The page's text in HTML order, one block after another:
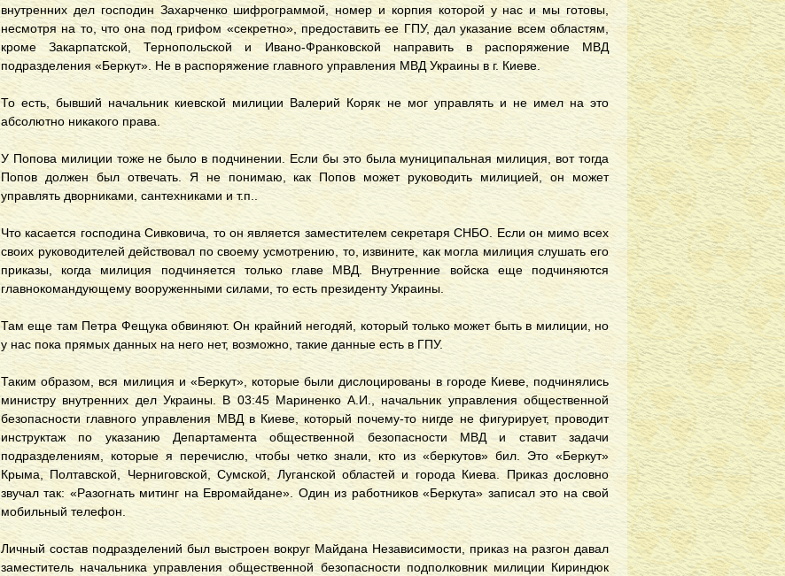
внутренних дел господин Захарченко шифрограммой, номер и корпия которой у нас и мы готовы,
несмотря на то, что она под грифом «секретно», предоставить ее ГПУ, дал указание всем областям,
кроме Закарпатской, Тернопольской и Ивано-Франковской направить в распоряжение МВД
подразделения «Беркут». Не в распоряжение главного управления МВД Украины в г. Киеве.
То есть, бывший начальник киевской милиции Валерий Коряк не мог управлять и не имел на это
абсолютно никакого права.
У Попова милиции тоже не было в подчинении. Если бы это была муниципальная милиция, вот тогда
Попов должен был отвечать. Я не понимаю, как Попов может руководить милицией, он может
управлять дворниками, сантехниками и т.п..
Что касается господина Сивковича, то он является заместителем секретаря СНБО. Если он мимо всех
своих руководителей действовал по своему усмотрению, то, извините, как могла милиция слушать его
приказы, когда милиция подчиняется только главе МВД. Внутренние войска еще подчиняются
главнокомандующему вооруженными силами, то есть президенту Украины.
Там еще там Петра Фещука обвиняют. Он крайний негодяй, который только может быть в милиции, но
у нас пока прямых данных на него нет, возможно, такие данные есть в ГПУ.
Таким образом, вся милиция и «Беркут», которые были дислоцированы в городе Киеве, подчинялись
министру внутренних дел Украины. В 03:45 Мариненко А.И., начальник управления общественной
безопасности главного управления МВД в Киеве, который почему-то нигде не фигурирует, проводит
инструктаж по указанию Департамента общественной безопасности МВД и ставит задачи
подразделениям, которые я перечислю, чтобы четко знали, кто из «беркутов» бил. Это «Беркут»
Крыма, Полтавской, Черниговской, Сумской, Луганской областей и города Киева. Приказ дословно
звучал так: «Разогнать митинг на Евромайдане». Один из работников «Беркута» записал это на свой
мобильный телефон.
Личный состав подразделений был выстроен вокруг Майдана Независимости, приказ на разгон давал
заместитель начальника управления общественной безопасности подполковник милиции Кириндюк